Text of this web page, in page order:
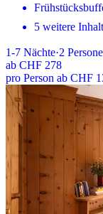
5 weitere
1-7 Nächte·2
ab CHF 278
pro Person ab CHF